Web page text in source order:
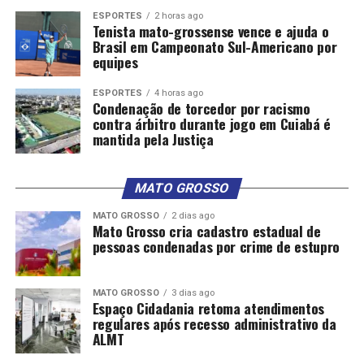
ESPORTES 2 horas ago
Tenista mato-grossense vence e ajuda o
Brasil em Campeonato Sul-Americano por
equipes
ESPORTES 4 horas ago
Condenação de torcedor por racismo
contra árbitro durante jogo em Cuiabá é
mantida pela Justiça
MATO GROSSO
MATO GROSSO 2 dias ago
Mato Grosso cria cadastro estadual de
pessoas condenadas por crime de estupro
MATO GROSSO 3 dias ago
Espaço Cidadania retoma atendimentos
regulares após recesso administrativo da
ALMT